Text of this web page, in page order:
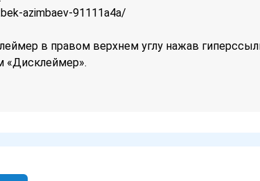
azimbaev-91111a4a/
в правом верхнем углу нажав